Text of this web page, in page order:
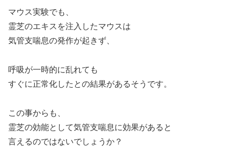
マウス実験でも、
霊芝のエキスを注入したマウスは
気管支喘息の発作が起きず、
呼吸が一時的に乱れても
すぐに正常化したとの結果があるそうです。
この事からも、
霊芝の効能として気管支喘息に効果があると
言えるのではないでしょうか？